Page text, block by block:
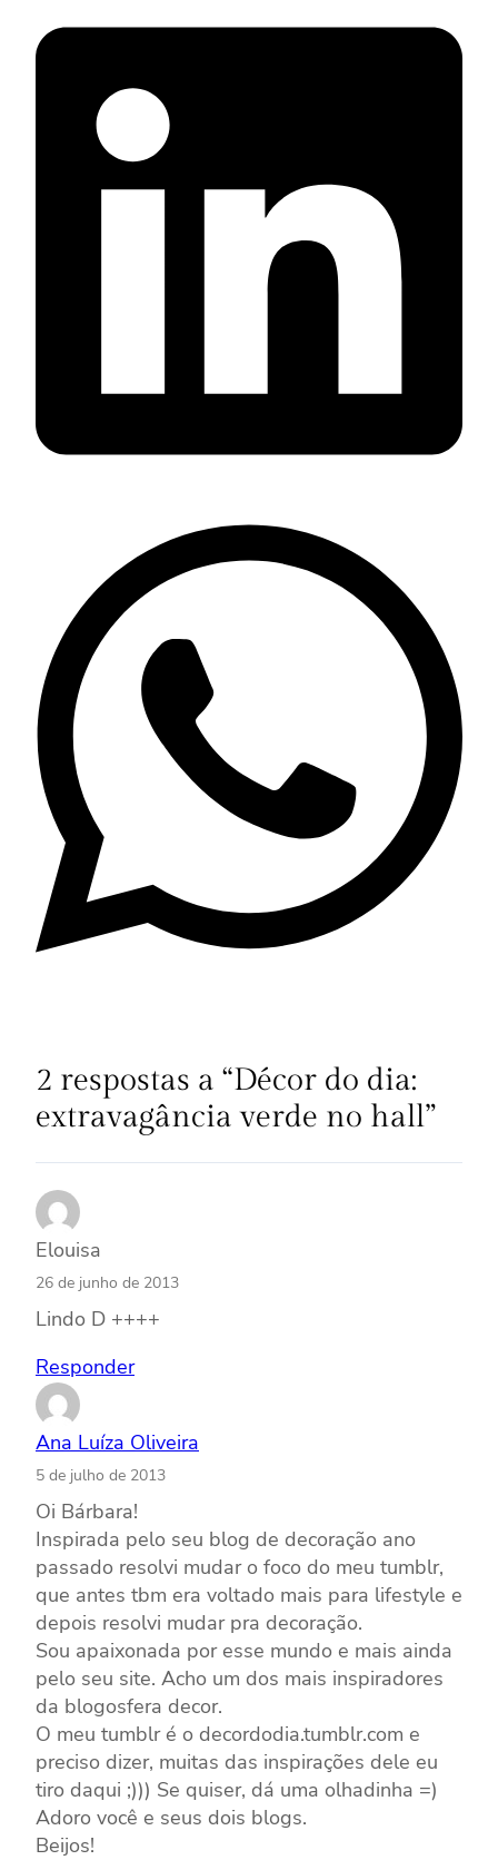
2 respostas a “Décor do dia:
extravagância verde no hall”
Elouisa
26 de junho de 2013
Lindo D ++++
Responder
Ana Luíza Oliveira
5 de julho de 2013
Oi Bárbara!
Inspirada pelo seu blog de decoração ano
passado resolvi mudar o foco do meu tumblr,
que antes tbm era voltado mais para lifestyle e
depois resolvi mudar pra decoração.
Sou apaixonada por esse mundo e mais ainda
pelo seu site. Acho um dos mais inspiradores
da blogosfera decor.
O meu tumblr é o decordodia.tumblr.com e
preciso dizer, muitas das inspirações dele eu
tiro daqui ;))) Se quiser, dá uma olhadinha =)
Adoro você e seus dois blogs.
Beijos!